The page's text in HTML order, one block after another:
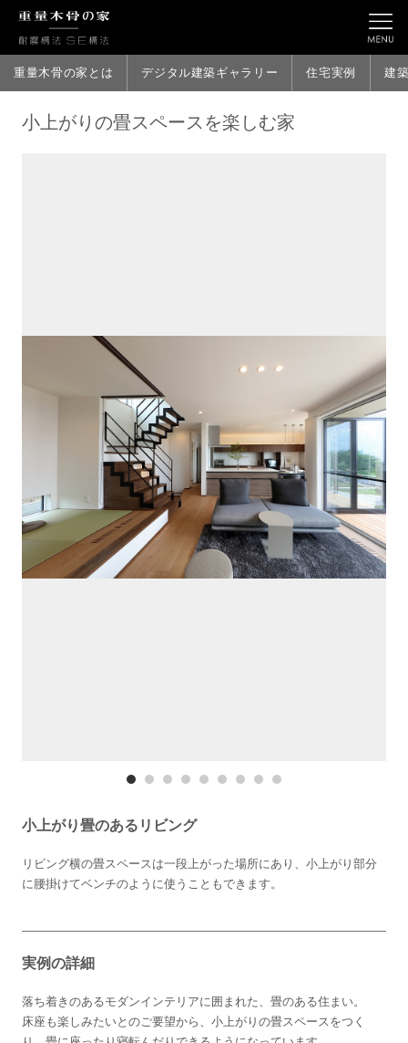
重量木骨の家とは デジタル建築ギャラリー 住宅実例 建
小上がりの畳スペースを楽しむ家
小上がり畳のあるリビング
リビング横の畳スペースは一段上がった場所にあり、小上がり部分
に腰掛けてベンチのように使うこともできます。
実例の詳細
落ち着きのあるモダンインテリアに囲まれた、畳のある住まい。
床座も楽しみたいとのご要望から、小上がりの畳スペースをつく